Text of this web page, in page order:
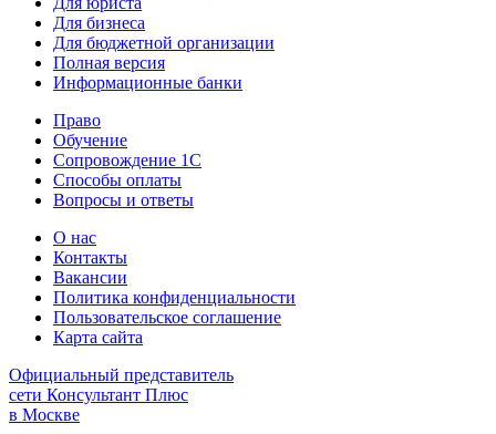
Для бизнеса
Для бюджетной организации
Полная версия
Информационные банки
Право
Обучение
Сопровождение 1С
Способы оплаты
Вопросы и ответы
О нас
Контакты
Вакансии
Политика конфиденциальности
Пользовательское соглашение
Карта сайта
Официальный представитель
сети Консультант Плюс
в Москве